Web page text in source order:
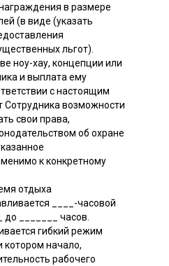
в размере
(в виде (указать
льгот).
ноу-хау, концепции или
и выплата ему
с настоящим
Сотрудника возможности
свои права,
об охране
к конкретному
отдыха
____-часовой
_______ часов.
гибкий режим
котором начало,
рабочего